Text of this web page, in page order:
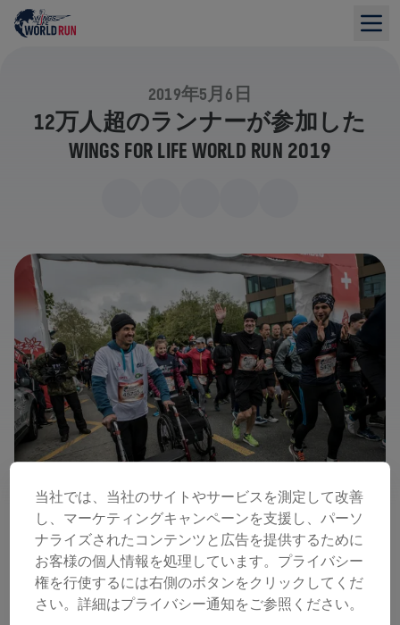
2019年5月6日
12万人超のランナーが参加した
WINGS FOR LIFE WORLD RUN 2019
2019年5月5日、世界同時にスタートしたWings for Life
World Run 2019で、脊髄損傷で長年まひ状態だったスイス
人ダビド・ムゼーさんがスイス・ツークのスタートライン
当社では、当社のサイトやサービスを測定して改善
し、マーケティングキャンペーンを支援し、パーソ
ナライズされたコンテンツと広告を提供するために
お客様の個人情報を処理しています。プライバシー
権を行使するには右側のボタンをクリックしてくだ
さい。詳細はプライバシー通知をご参照ください。